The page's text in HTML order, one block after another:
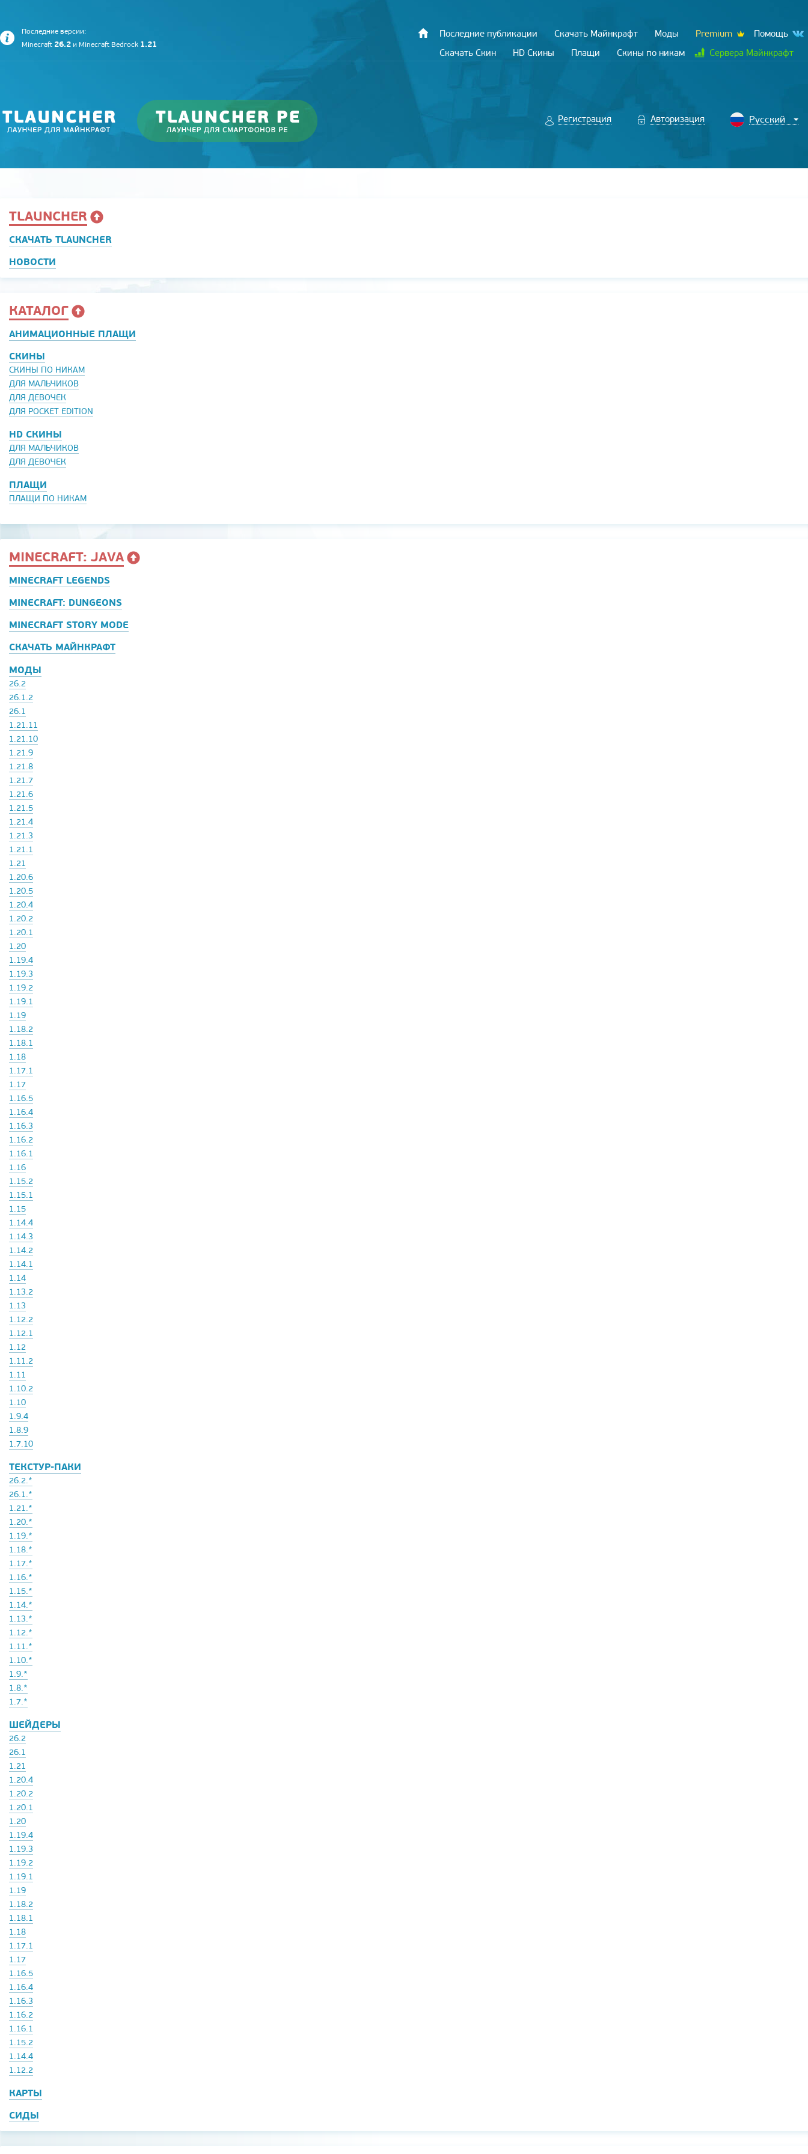
Последние версии:
Minecraft 26.2 и Minecraft Bedrock 1.21
Последние публикации Скачать Майнкрафт Моды Premium
Помощь
Скачать Скин
HD Скины Плащи Скины по никам Сервера Майнкрафт
Регистрация Авторизация
TLAUNCHER
СКАЧАТЬ TLAUNCHER
НОВОСТИ
КАТАЛОГ
АНИМАЦИОННЫЕ ПЛАЩИ
СКИНЫ
СКИНЫ ПО НИКАМ
ДЛЯ МАЛЬЧИКОВ
ДЛЯ ДЕВОЧЕК
ДЛЯ POCKET EDITION
HD СКИНЫ
ДЛЯ МАЛЬЧИКОВ
ДЛЯ ДЕВОЧЕК
ПЛАЩИ
ПЛАЩИ ПО НИКАМ
MINECRAFT: JAVA
MINECRAFT LEGENDS
MINECRAFT: DUNGEONS
MINECRAFT STORY MODE
СКАЧАТЬ МАЙНКРАФТ
МОДЫ
26.2
26.1.2
26.1
1.21.11
1.21.10
1.21.9
1.21.8
1.21.7
1.21.6
1.21.5
1.21.4
1.21.3
1.21.1
1.21
1.20.6
1.20.5
1.20.4
1.20.2
1.20.1
1.20
1.19.4
1.19.3
1.19.2
1.19.1
1.19
1.18.2
1.18.1
1.18
1.17.1
1.17
1.16.5
1.16.4
1.16.3
1.16.2
1.16.1
1.16
1.15.2
1.15.1
1.15
1.14.4
1.14.3
1.14.2
1.14.1
1.14
1.13.2
1.13
1.12.2
1.12.1
1.12
1.11.2
1.11
1.10.2
1.10
1.9.4
1.8.9
1.7.10
ТЕКСТУР-ПАКИ
26.2.*
26.1.*
1.21.*
1.20.*
1.19.*
1.18.*
1.17.*
1.16.*
1.15.*
1.14.*
1.13.*
1.12.*
1.11.*
1.10.*
1.9.*
1.8.*
1.7.*
ШЕЙДЕРЫ
26.2
26.1
1.21
1.20.4
1.20.2
1.20.1
1.20
1.19.4
1.19.3
1.19.2
1.19.1
1.19
1.18.2
1.18.1
1.18
1.17.1
1.17
1.16.5
1.16.4
1.16.3
1.16.2
1.16.1
1.15.2
1.14.4
1.12.2
КАРТЫ
СИДЫ